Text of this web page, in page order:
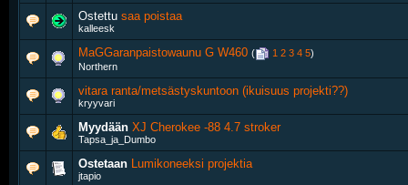
Ostettu saa poistaa
kalleesk
MaGGaranpaistowaunu G W460 ( 1 2 3 4 5)
Northern
vitara ranta/metsästyskuntoon (ikuisuus projekti??)
kryyvari
Myydään XJ Cherokee -88 4.7 stroker
Tapsa_ja_Dumbo
Ostetaan Lumikoneeksi projektia
jtapio